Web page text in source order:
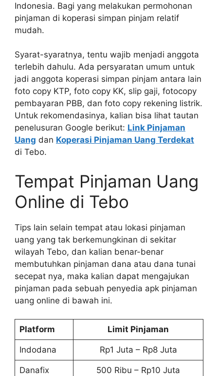
Indonesia. Bagi yang melakukan permohonan
pinjaman di koperasi simpan pinjam relatif
mudah.
Syarat-syaratnya, tentu wajib menjadi anggota
terlebih dahulu. Ada persyaratan umum untuk
jadi anggota koperasi simpan pinjam antara lain
foto copy KTP, foto copy KK, slip gaji, fotocopy
pembayaran PBB, dan foto copy rekening listrik.
Untuk rekomendasinya, kalian bisa lihat tautan
penelusuran Google berikut: Link Pinjaman
Uang dan Koperasi Pinjaman Uang Terdekat
di Tebo.
Tempat Pinjaman Uang
Online di Tebo
Tips lain selain tempat atau lokasi pinjaman
uang yang tak berkemungkinan di sekitar
wilayah Tebo, dan kalian benar-benar
membutuhkan pinjaman dana atau dana tunai
secepat nya, maka kalian dapat mengajukan
pinjaman pada sebuah penyedia apk pinjaman
uang online di bawah ini.
Platform Limit Pinjaman
Indodana Rp1 Juta – Rp8 Juta
Danafix 500 Ribu – Rp10 Juta